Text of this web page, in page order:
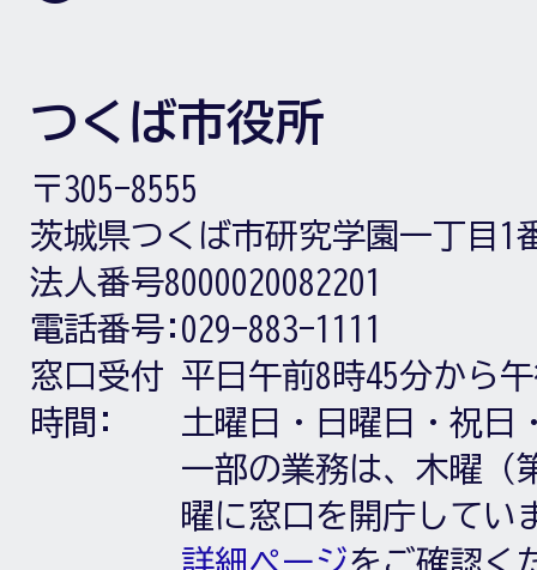
つくば市役所
〒305-8555
茨城県つくば市研究学園一丁目1
法人番号8000020082201
電話番号: 029-883-1111
窓口受付
時間:
平日午前8時45分から
土曜日・日曜日・祝日
一部の業務は、木曜（
曜に窓口を開庁してい
詳細ページをご確認く